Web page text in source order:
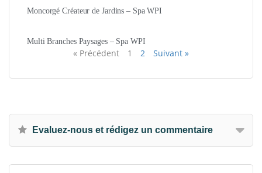
Moncorgé Créateur de Jardins – Spa WPI
Multi Branches Paysages – Spa WPI
« Précédent 1 2 Suivant »
Evaluez-nous et rédigez un commentaire